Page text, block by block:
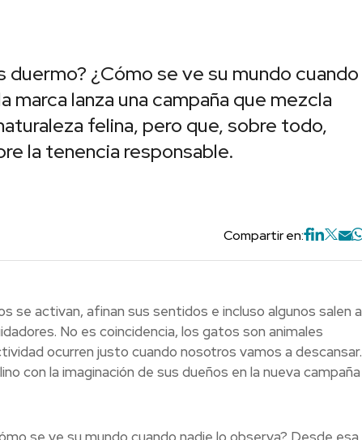
¿Cómo se ve su mundo cuando
marca lanza una campaña que mezcla
felina, pero que, sobre todo,
la tenencia responsable.
Compartir en:
se activan, afinan sus sentidos e incluso algunos salen a
No es coincidencia, los gatos son animales
ocurren justo cuando nosotros vamos a descansar.
con la imaginación de sus dueños en la nueva campaña